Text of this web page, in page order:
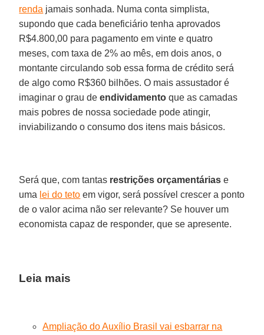
renda jamais sonhada. Numa conta simplista,
supondo que cada beneficiário tenha aprovados
R$4.800,00 para pagamento em vinte e quatro
meses, com taxa de 2% ao mês, em dois anos, o
montante circulando sob essa forma de crédito será
de algo como R$360 bilhões. O mais assustador é
imaginar o grau deendividamento que as camadas
mais pobres de nossa sociedade pode atingir,
inviabilizando o consumo dos itens mais básicos.
Será que, com tantas restrições orçamentárias e
uma lei do teto em vigor, será possível crescer a ponto
de o valor acima não ser relevante? Se houver um
economista capaz de responder, que se apresente.
Leia mais
Ampliação do Auxílio Brasil vai esbarrar na